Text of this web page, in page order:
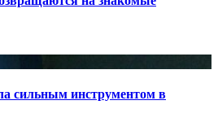
сильным инструментом в